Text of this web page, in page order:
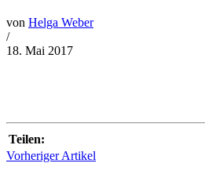
von Helga Weber
/
18. Mai 2017
Teilen:
Vorheriger Artikel